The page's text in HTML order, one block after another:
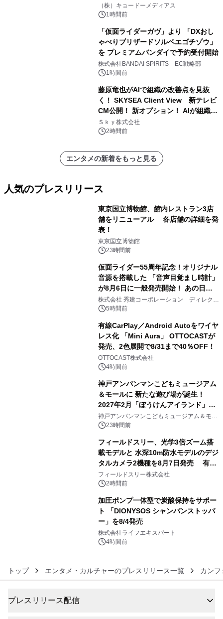
ム』
（株）キョードーメディアス
1時間前
「仮面ライダーガヴ」より 「DXおし
ゃべりブリザードソルベエゴチゾウ」
を プレミアムバンダイで予約受付開始
株式会社BANDAI SPIRITS EC戦略部
1時間前
藤原竜也がAIで組織の改善点を見抜
く！ SKYSEA Client View 新テレビ
CM公開！ 新オプション！ AIが組織の
業務実態を分析し労務改善を支援。 藤
原竜也メイキング動画公開 「もしAIが
る自信がある」「昨年の夏はカブトム
シを捕まえたり、虫と戦ったり…」
Ｓｋｙ株式会社
2時間前
エンタメの新着をもっと見る
人気のプレスリリース
東京国立博物館、館内レストラン3店
舗をリニューアル 各店舗の詳細を発
表！
東京国立博物館
23時間前
仮面ライダー55周年記念！オリジナル
音源を搭載した 「音声目覚まし時計」
が8月6日に一般発売開始！ あの日の
大興奮が今甦る
株式会社 秀建コーポレーション ディレクト
アートギャラリー
5時間前
有線CarPlay／Android Autoをワイヤ
レス化 「Mini Aura」 OTTOCASTが
発売、2色展開で8/31まで40％OFF！
OTTOCAST株式会社
4時間前
神戸アンパンマンこどもミュージアム
＆モールに 新たな遊び場が誕生！
2027年2月「ぼうけんアイランド」が
オープン
神戸アンパンマンこどもミュージアム＆モー
ル 23時間前
フィールドスリー、光学3倍ズーム搭
載モデルと 水深10m防水モデルのデジ
タルカメラ2機種を8月7日発売 有効
約1300万画素、用途別に選べるコンデ
ジ新登場
フィールドスリー株式会社
2時間前
加圧ポンプ一体型で炭酸保持をサポー
ト 「DIONYSOS シャンパンストッパ
ー」を8/4発売
株式会社ライフエキスパート
4時間前
トップ エンタメ・カルチャーのプレスリリース一覧 カン
プレスリリース配信